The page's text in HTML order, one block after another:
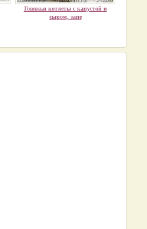
Говяжьи котлеты с капустой и
сыром, запе